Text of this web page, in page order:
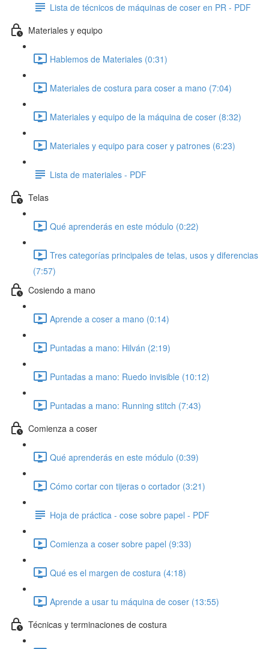
Lista de técnicos de máquinas de coser en PR - PDF
Materiales y equipo
Hablemos de Materiales (0:31)
Materiales de costura para coser a mano (7:04)
Materiales y equipo de la máquina de coser (8:32)
Materiales y equipo para coser y patrones (6:23)
Lista de materiales - PDF
Telas
Qué aprenderás en este módulo (0:22)
Tres categorías principales de telas, usos y diferencias
(7:57)
Cosiendo a mano
Aprende a coser a mano (0:14)
Puntadas a mano: Hilván (2:19)
Puntadas a mano: Ruedo invisible (10:12)
Puntadas a mano: Running stitch (7:43)
Comienza a coser
Qué aprenderás en este módulo (0:39)
Cómo cortar con tijeras o cortador (3:21)
Hoja de práctica - cose sobre papel - PDF
Comienza a coser sobre papel (9:33)
Qué es el margen de costura (4:18)
Aprende a usar tu máquina de coser (13:55)
Técnicas y terminaciones de costura